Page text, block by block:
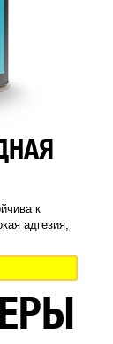
к
адгезия,